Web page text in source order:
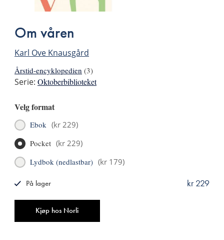
Om våren
Karl Ove Knausgård
Årstid-encyklopedien (3)
Serie: Oktoberbiblioteket
Velg format
Ebok (kr 229)
Pocket (kr 229)
Lydbok (nedlastbar) (kr 179)
Kjøp hos Norli
kr 229
På lager